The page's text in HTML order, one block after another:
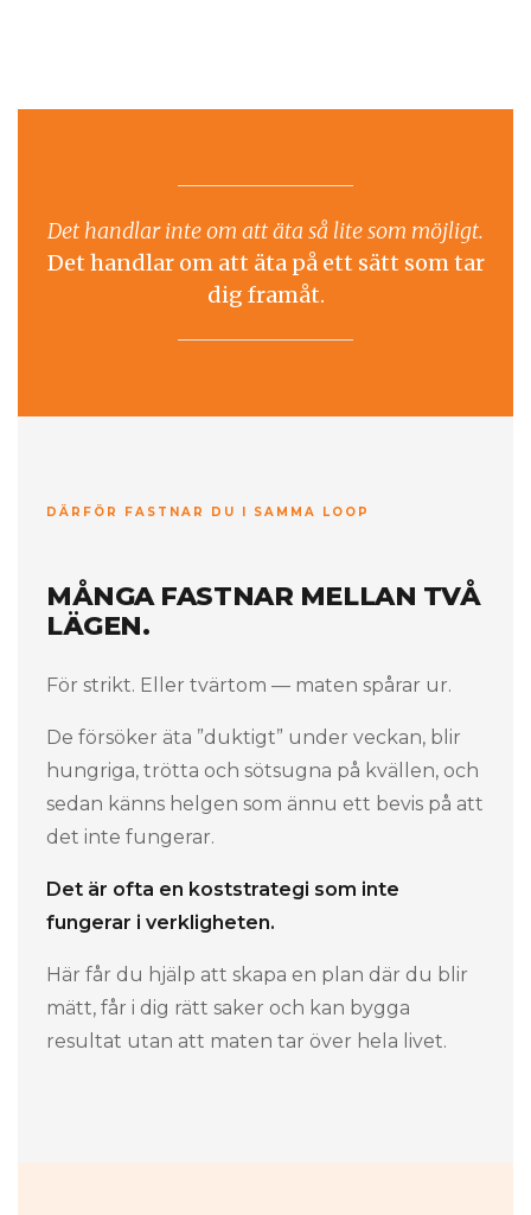
Det handlar inte om att äta så lite som möjligt.
Det handlar om att äta på ett sätt som tar
dig framåt.
DÄRFÖR FASTNAR DU I SAMMA LOOP
MÅNGA FASTNAR MELLAN TVÅ
LÄGEN.
För strikt. Eller tvärtom — maten spårar ur.
De försöker äta ”duktigt” under veckan, blir
hungriga, trötta och sötsugna på kvällen, och
sedan känns helgen som ännu ett bevis på att
det inte fungerar.
Det är ofta en koststrategi som inte
fungerar i verkligheten.
Här får du hjälp att skapa en plan där du blir
mätt, får i dig rätt saker och kan bygga
resultat utan att maten tar över hela livet.